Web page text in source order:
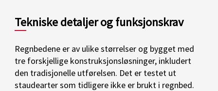
Tekniske detaljer og funksjonskrav
Regnbedene er av ulike størrelser og bygget med
tre forskjellige konstruksjonsløsninger, inkludert
den tradisjonelle utførelsen. Det er testet ut
staudearter som tidligere ikke er brukt i regnbed.